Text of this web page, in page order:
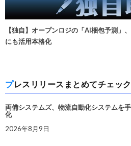
【独自】オープンロジの「AI梱包予測」
にも活用本格化
プレスリリースまとめてチェック
両備システムズ、物流自動化システムを
化
2026年8月9日